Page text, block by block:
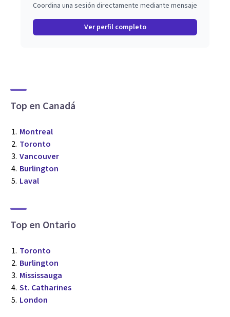
Coordina una sesión directamente mediante mensaje
Ver perfil completo
Top en Canadá
Montreal
Toronto
Vancouver
Burlington
Laval
Top en Ontario
Toronto
Burlington
Mississauga
St. Catharines
London